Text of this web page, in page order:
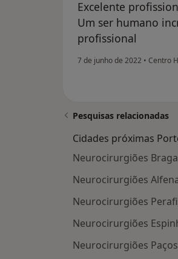
Excelente
Um ser humano
profissional
7 de junho de 2022 • Centro
Pesquisas relacionadas
Cidades próximas
Neurocirurgiões Braga
Neurocirurgiões
Neurocirurgiões
Neurocirurgiões
Neurocirurgiões